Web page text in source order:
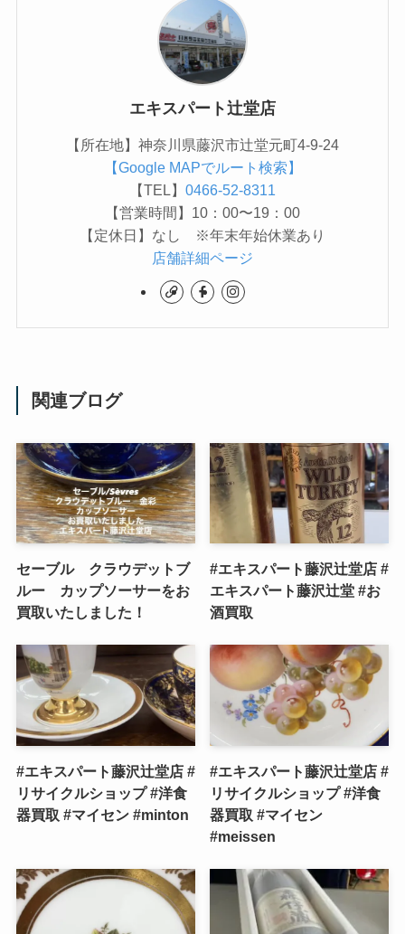
エキスパート辻堂店
【所在地】神奈川県藤沢市辻堂元町4-9-24
【Google MAPでルート検索】
【TEL】 0466-52-8311
【営業時間】10：00〜19：00
【定休日】なし ※年末年始休業あり
店舗詳細ページ
関連ブログ
セーブル クラウデットブ
ルー カップソーサーをお
買取いたしました！
#エキスパート藤沢辻堂店 #
エキスパート藤沢辻堂 #お
酒買取
#エキスパート藤沢辻堂店 #
リサイクルショップ #洋食
器買取 #マイセン #minton
#エキスパート藤沢辻堂店 #
リサイクルショップ #洋食
器買取 #マイセン
#meissen